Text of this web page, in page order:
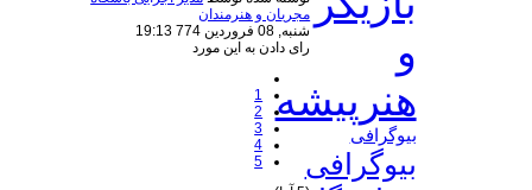
مجریان و هنرمندان
شنبه, 08 فروردين 774 19:13
رای دادن به این مورد
1
2
3
4
5
و
هنرپیشه
بیوگرافی
بیوگرافی